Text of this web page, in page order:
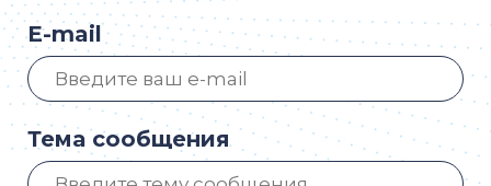
E-mail
Тема сообщения